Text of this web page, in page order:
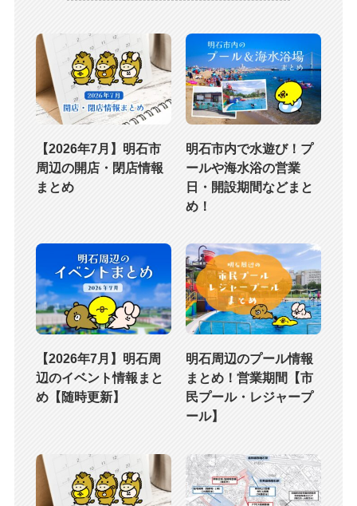
【2026年7月】明石市
周辺の開店・閉店情報
まとめ
明石市内で水遊び！プ
ールや海水浴の営業
日・開設期間などまと
め！
【2026年7月】明石周
辺のイベント情報まと
め【随時更新】
明石周辺のプール情報
まとめ！営業期間【市
民プール・レジャープ
ール】